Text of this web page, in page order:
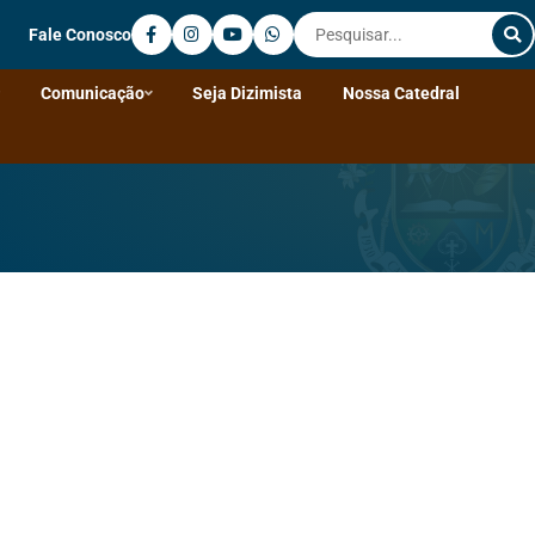
Fale Conosco
Comunicação Seja Dizimista Nossa Catedral